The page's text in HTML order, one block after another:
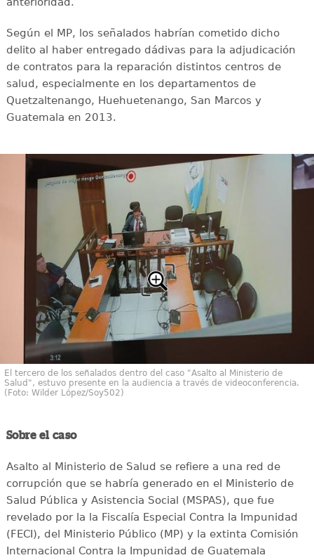
Según el MP, los señalados habrían cometido dicho
delito al haber entregado dádivas para la adjudicación
de contratos para la reparación distintos centros de
salud, especialmente en los departamentos de
Quetzaltenango, Huehuetenango, San Marcos y
Guatemala en 2013.
El tercero de los señalados dentro del caso "Asalto al Ministerio de
Salud", estuvo presente en la audiencia a través de videoconferencia.
(Foto: Wilder López/Soy502)
Sobre el caso
Asalto al Ministerio de Salud se refiere a una red de
corrupción que se habría generado en el Ministerio de
Salud Pública y Asistencia Social (MSPAS), que fue
revelado por la la Fiscalía Especial Contra la Impunidad
(FECI), del Ministerio Público (MP) y la extinta Comisión
Internacional Contra la Impunidad de Guatemala